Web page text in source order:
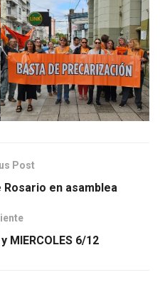
Post
en asamblea
MIERCOLES 6/12